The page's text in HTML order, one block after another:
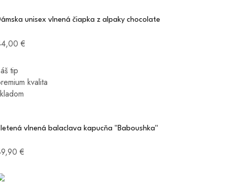
unisex vlnená čiapka z alpaky chocolate
€
tip
kvalita
vlnená balaclava kapucňa "Baboushka"
€